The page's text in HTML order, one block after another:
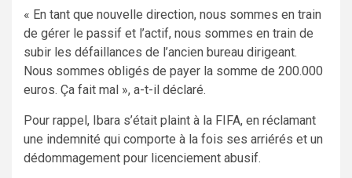
« En tant que nouvelle direction, nous sommes en train
de gérer le passif et l’actif, nous sommes en train de
subir les défaillances de l’ancien bureau dirigeant.
Nous sommes obligés de payer la somme de 200.000
euros. Ça fait mal », a-t-il déclaré.
Pour rappel, Ibara s’était plaint à la FIFA, en réclamant
une indemnité qui comporte à la fois ses arriérés et un
dédommagement pour licenciement abusif.